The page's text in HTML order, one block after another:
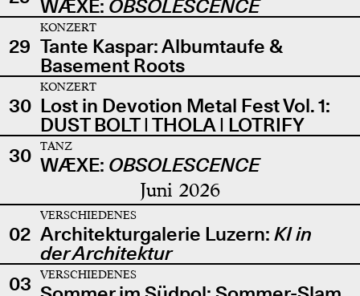
WÆXE: OBSOLESCENCE
29
KONZERT
Tante Kaspar: Albumtaufe &
Basement Roots
30
KONZERT
Lost in Devotion Metal Fest Vol. 1:
DUST BOLT | THOLA | LOTRIFY
30
TANZ
WÆXE: OBSOLESCENCE
Juni 2026
02
VERSCHIEDENES
Architekturgalerie Luzern: KI in
der Architektur
03
VERSCHIEDENES